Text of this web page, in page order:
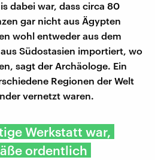
dabei war, dass circa 80
gar nicht aus Ägypten
wohl entweder aus dem
Südostasien importiert, wo
sagt der Archäologe. Ein
Regionen der Welt
vernetzt waren.
Werkstatt war,
ordentlich